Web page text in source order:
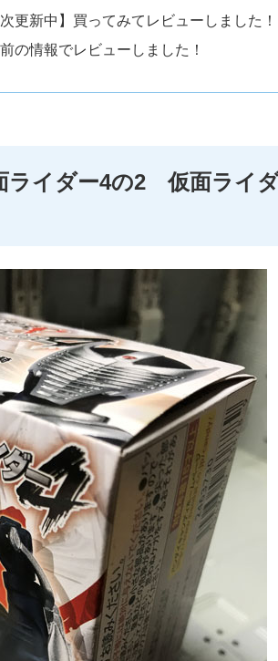
次更新中】買ってみてレビューしました！
の情報でレビューしました！
ライダー4の2 仮面ライ